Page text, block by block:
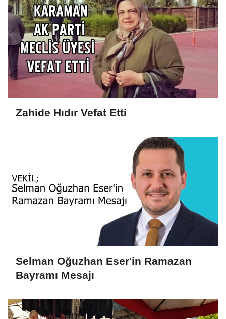
Zahide Hıdır Vefat Etti
Selman Oğuzhan Eser'in Ramazan
Bayramı Mesajı